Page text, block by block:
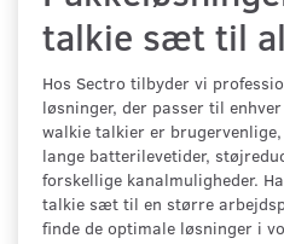
talkie sæt til
Hos Sectro tilbyder vi
løsninger, der passer til
walkie talkier er
lange batterilevetider,
forskellige kanalmuligheder.
talkie sæt til en større
finde de optimale løsninger i